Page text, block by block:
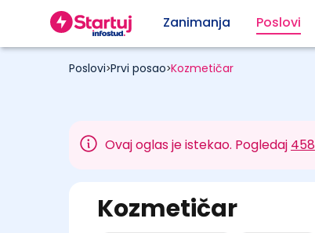
Zanimanja Poslovi
Poslovi>Prvi posao>Kozmetičar
Ovaj oglas je istekao. Pogledaj 458
Kozmetičar